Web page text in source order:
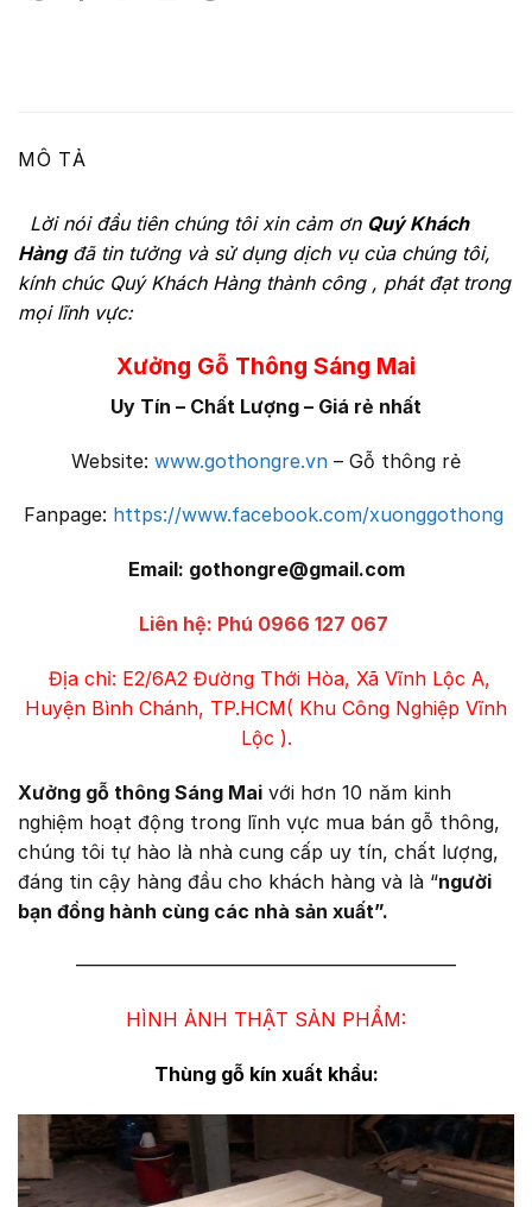
MÔ TẢ
Lời nói đầu tiên chúng tôi xin cảm ơn Quý Khách
Hàngđã tin tưởng và sử dụng dịch vụ của chúng tôi,
kính chúc Quý Khách Hàng thành công , phát đạt trong
mọi lĩnh vực:
Xưởng Gỗ Thông Sáng Mai
Uy Tín – Chất Lượng – Giá rẻ nhất
Website: www.gothongre.vn – Gỗ thông rẻ
Fanpage: https://www.facebook.com/xuonggothong
Email: gothongre@gmail.com
Liên hệ: Phú 0966 127 067
Địa chỉ: E2/6A2 Đường Thới Hòa, Xã Vĩnh Lộc A,
Huyện Bình Chánh, TP.HCM( Khu Công Nghiệp Vĩnh
Lộc ).
Xưởng gỗ thông Sáng Mai với hơn 10 năm kinh
nghiệm hoạt động trong lĩnh vực mua bán gỗ thông,
chúng tôi tự hào là nhà cung cấp uy tín, chất lượng,
đáng tin cậy hàng đầu cho khách hàng và là “người
bạn đồng hành cùng các nhà sản xuất”.
————————————————————
HÌNH ẢNH THẬT SẢN PHẨM:
Thùng gỗ kín xuất khẩu: